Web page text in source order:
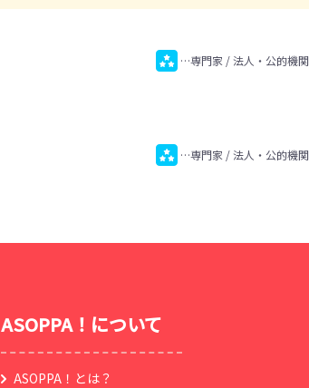
…専門家 / 法人・公的機関
…専門家 / 法人・公的機関
ASOPPA！について
ASOPPA！とは？